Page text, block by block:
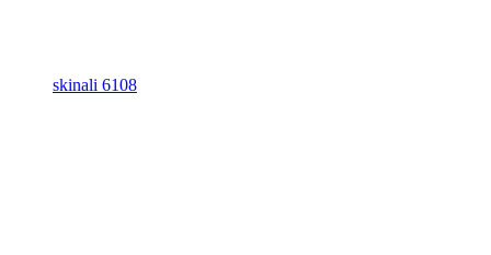
skinali 6108